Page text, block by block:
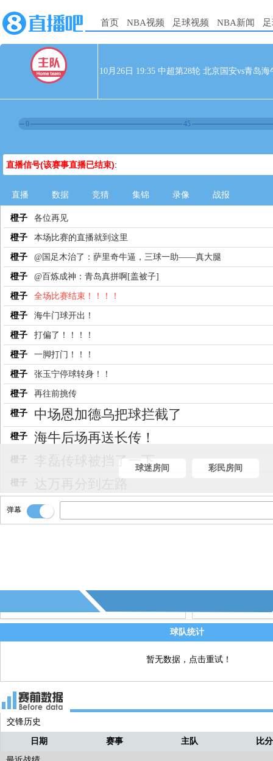
首页 NBA视频 足球视频 NBA新闻
10月26日 19:35 中超第28轮 北京国安vs青岛海
0 45
直播信号(该赛事直播已结束):
直播 数据 竞猜 集锦 录像 战报
橙子 各位再见
橙子 本场比赛的直播就到这里
橙子 @国足木治了：萨里奇牛逼，三球一助——真大腿
橙子 @百炼成神：青岛真拼啊[盖被子]
橙子 全场比赛结束！！！！
橙子 海牛门球开出！
橙子 打偏了！！！！
橙子 一脚打门！！！
橙子 张玉宁停球转身！！
橙子 再往前挑传
橙子 中场恩加德乌把球拦截了
橙子 海牛后场再送长传！
橙子 李磊传球被挡了一下
橙子
橙子 张玉宁头球回点
球迷房间 彩民房间
弹幕
球队统计
暂无数据，点击重试！
交锋历史
日期 赛事 主队 比分